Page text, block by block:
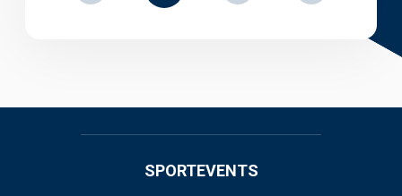
SPORTEVENTS